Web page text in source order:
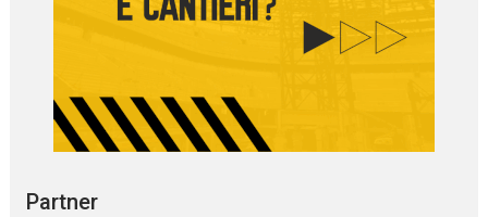
Partner